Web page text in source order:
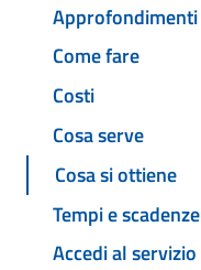
Approfondimenti
Come fare
Costi
Cosa serve
Cosa si ottiene
Tempi e scadenze
Accedi al servizio